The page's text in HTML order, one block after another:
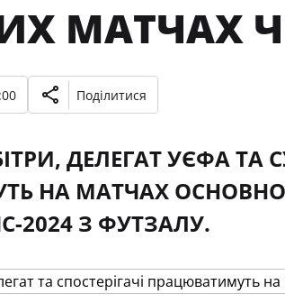
МАТЧАХ
Поділитися
ДЕЛЕГАТ УЄФА ТА
НА МАТЧАХ
2024 З ФУТЗАЛУ.